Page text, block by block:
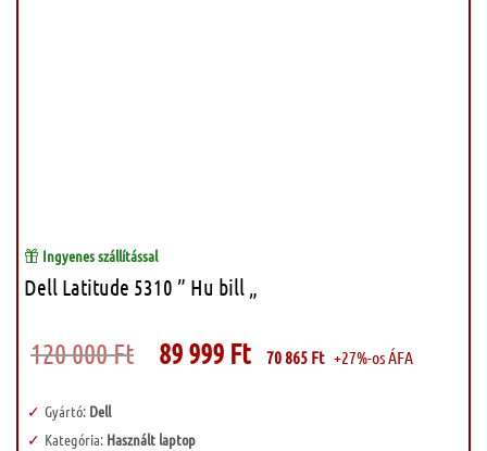
Ingyenes szállítással
Dell Latitude 5310 ” Hu bill „
120 000Ft Original
price
89 999 Ft price
70 865 Ft +27%-os ÁFA
Gyártó:Dell
Kategória: Használt laptop